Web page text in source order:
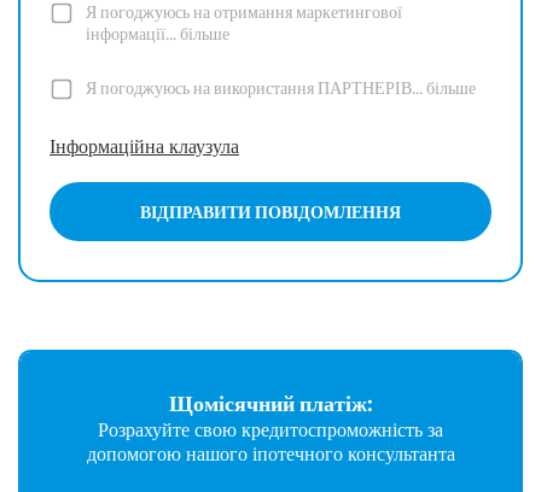
Я погоджуюсь на отримання маркетингової
інформації...більше
Я погоджуюсь на використання ПАРТНЕРІВ...більше
Інформаційна клаузула
ВІДПРАВИТИ ПОВІДОМЛЕННЯ
Щомісячний платіж:
Розрахуйте свою кредитоспроможність за
допомогою нашого іпотечного консультанта